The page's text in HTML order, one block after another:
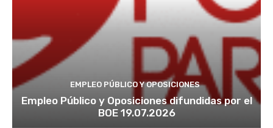
EMPLEO PÚBLICO Y OPOSICIONES
Empleo Público y Oposiciones difundidas por el
BOE 19.07.2026